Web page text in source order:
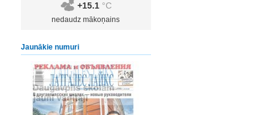
+15.1 °C
nedaudz mākoņains
Jaunākie numuri